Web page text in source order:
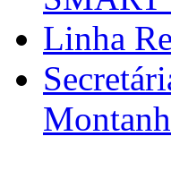
Linha